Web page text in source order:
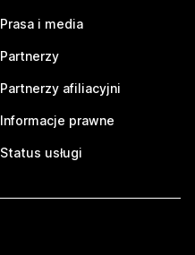
Prasa i media
Partnerzy
Partnerzy afiliacyjni
Informacje prawne
Status usługi